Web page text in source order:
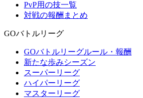
PvP用の技一覧
対戦の報酬まとめ
GOバトルリーグ
GOバトルリーグルール・報酬
新たな歩みシーズン
スーパーリーグ
ハイパーリーグ
マスターリーグ